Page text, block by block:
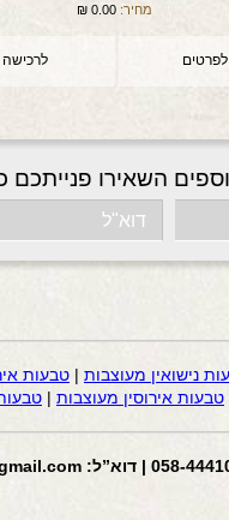
מחיר: 0.00
₪
לפרטים לרכישה
השאירו פנייתכם
נישואין מעוצבות | טבעות
טבעות אירוסין מעוצבות |